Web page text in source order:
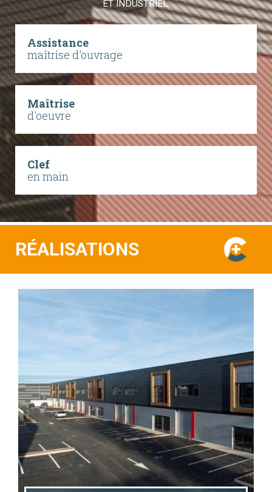
ET INDUSTRIEL.
Assistance
maîtrise d'ouvrage
Maîtrise
d'oeuvre
Clef
en main
RÉALISATIONS